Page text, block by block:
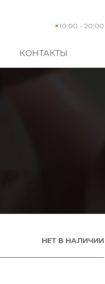
10:00 - 20:00
КОНТАКТЫ
НЕТ В НАЛИЧИИ